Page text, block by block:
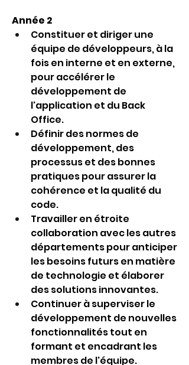
Année 2
Constituer et diriger une
équipe de développeurs, à la
fois en interne et en externe,
pour accélérer le
développement de
l'application et du Back
Office.
Définir des normes de
développement, des
processus et des bonnes
pratiques pour assurer la
cohérence et la qualité du
code.
Travailler en étroite
collaboration avec les autres
départements pour anticiper
les besoins futurs en matière
de technologie et élaborer
des solutions innovantes.
Continuer à superviser le
développement de nouvelles
fonctionnalités tout en
formant et encadrant les
membres de l'équipe.